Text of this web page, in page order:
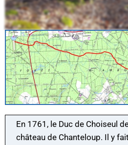
En 1761, le Duc de Choiseul
château de Chanteloup. Il y